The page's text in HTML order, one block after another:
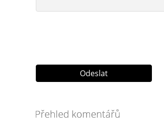
Přehled komentářů